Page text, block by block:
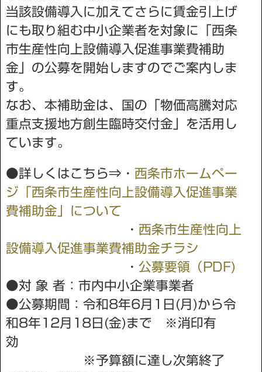
当該設備導入に加えてさらに賃金引上げ
にも取り組む中小企業者を対象に「西条
市生産性向上設備導入促進事業費補助
金」の公募を開始しますのでご案内しま
す。
なお、本補助金は、国の「物価高騰対応
重点支援地方創生臨時交付金」を活用し
ています。
●詳しくはこちら⇒・ 西条市ホームペー
ジ「西条市生産性向上設備導入促進事業
費補助金」について
・ 西条市生産性向上
設備導入促進事業費補助金チラシ
・ 公募要領（PDF)
●対 象 者：市内中小企業事業者
●公募期間：令和8年6月1日(月)から令
和8年12月18日(金)まで ※消印有
効
※予算額に達し次第終了